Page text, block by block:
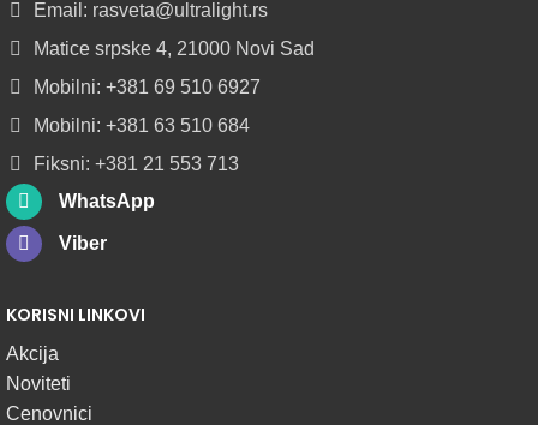
SA
U
ROLNAMA
POGLEDAJ
Email: rasveta@ultralight.rs
Matice srpske 4, 21000 Novi Sad
Mobilni: +381 69 510 6927
Mobilni: +381 63 510 684
Fiksni: +381 21 553 713
WhatsApp
Viber
KORISNI LINKOVI
Akcija
Noviteti
Cenovnici